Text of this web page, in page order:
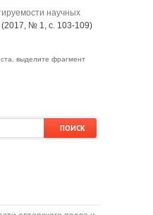
научных
(2017, № 1, с. 103-109)
выделите фрагмент